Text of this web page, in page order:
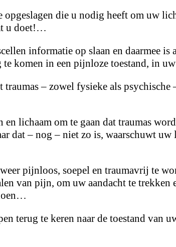
die u nodig heeft om uw
u doet!…
informatie op slaan en daarmee is
komen in een pijnloze toestand, in
– zowel fysieke als psychische
lichaam om te gaan dat traumas
dat – nog – niet zo is, waarschuwt
pijnloos, soepel en traumavrij te
van pijn, om uw aandacht te trekken
terug te keren naar de toestand van